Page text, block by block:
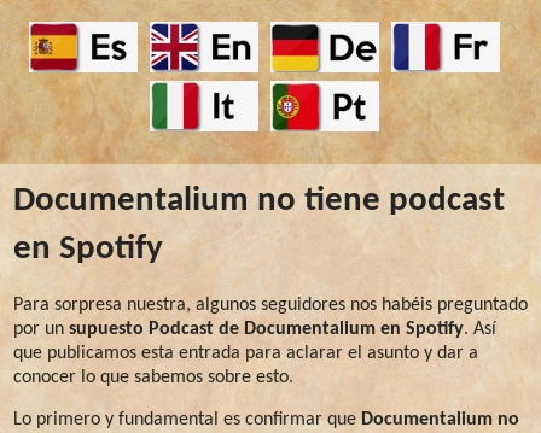
Documentalium no tiene podcast
en Spotify
Para sorpresa nuestra, algunos seguidores nos habéis preguntado
por un supuesto Podcast de Documentalium en Spotify. Así
que publicamos esta entrada para aclarar el asunto y dar a
conocer lo que sabemos sobre esto.
Lo primero y fundamental es confirmar que Documentalium no